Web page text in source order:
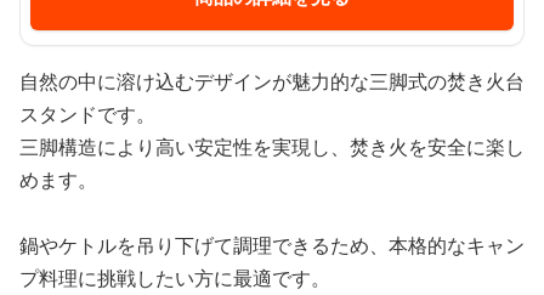
自然の中に溶け込むデザインが魅力的な三脚式の焚き火台
スタンドです。
三脚構造により高い安定性を実現し、焚き火を安全に楽し
めます。
鍋やケトルを吊り下げて調理できるため、本格的なキャン
プ料理に挑戦したい方に最適です。